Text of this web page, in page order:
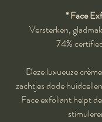
* Face
Versterken,
74%
Deze luxueuze
zachtjes dode
Face exfoliant helpt